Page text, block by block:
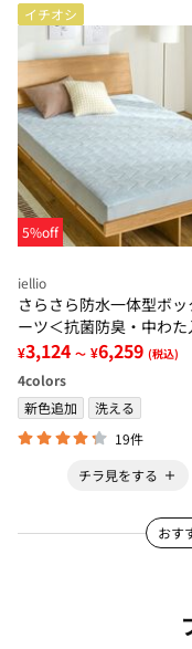
イチオシ
5%off
iellio
さらさら防水一体型ボッ
ーツ＜抗菌防臭・中わた
洗える・ペット・子供・
ＢＯＸシーツ＞
¥3,124 ～ ¥6,259 (税込)
4colors
新色追加
洗える
19件
チラ見をする
おす